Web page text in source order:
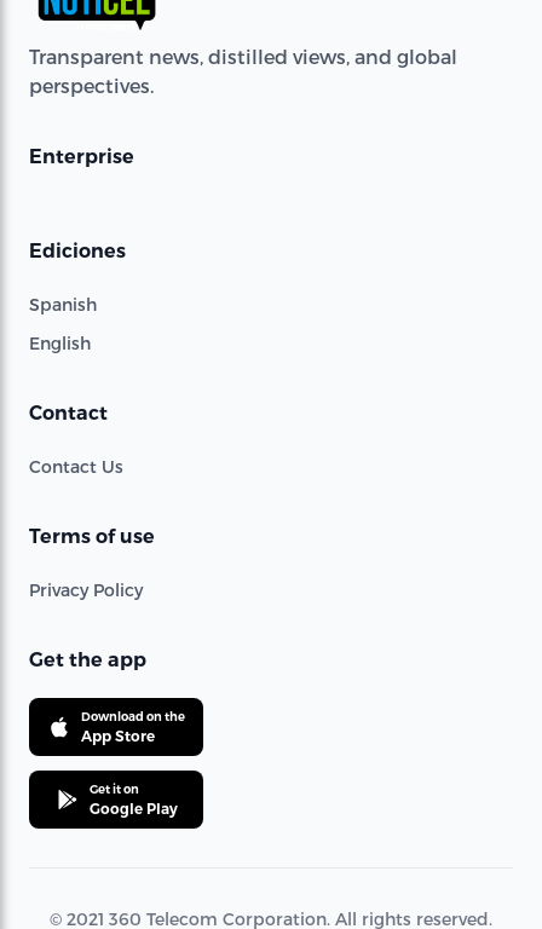
Transparent news, distilled views, and global
perspectives.
Enterprise
Ediciones
Spanish
English
Contact
Contact Us
Terms of use
Privacy Policy
Get the app
Download on the
App Store
Get it on
Google Play
© 2021 360 Telecom Corporation. All rights reserved.